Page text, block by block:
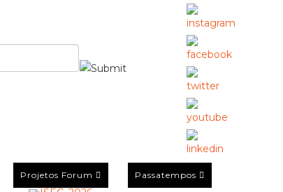
Projetos Forum Passatempos